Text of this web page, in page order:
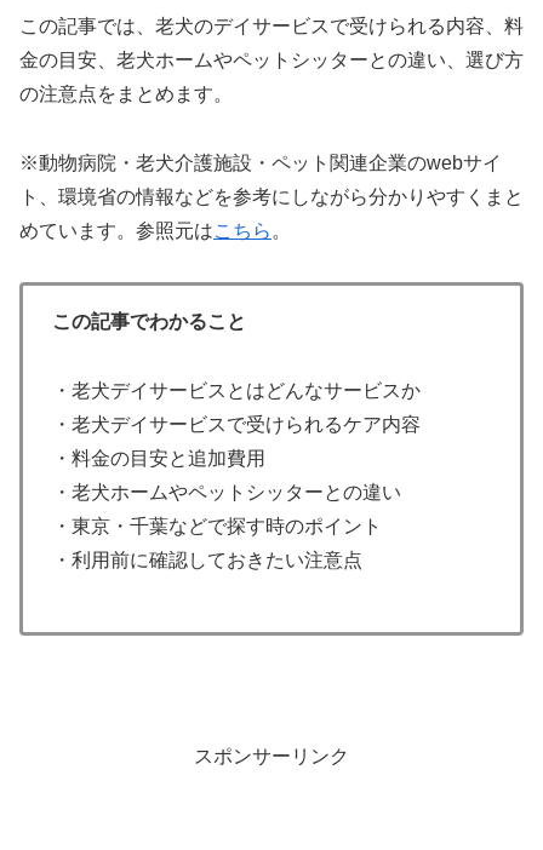
この記事では、老犬のデイサービスで受けられる内容、料
金の目安、老犬ホームやペットシッターとの違い、選び方
の注意点をまとめます。
※動物病院・老犬介護施設・ペット関連企業のwebサイ
ト、環境省の情報などを参考にしながら分かりやすくまと
めています。参照元はこちら 。
この記事でわかること
・老犬デイサービスとはどんなサービスか
・老犬デイサービスで受けられるケア内容
・料金の目安と追加費用
・老犬ホームやペットシッターとの違い
・東京・千葉などで探す時のポイント
・利用前に確認しておきたい注意点
スポンサーリンク